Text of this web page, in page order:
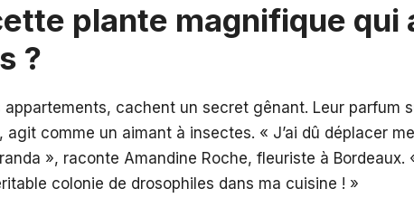
plante magnifique qui
?
appartements, cachent un secret gênant. Leur parfum
agit comme un aimant à insectes. « J’ai dû déplacer
», raconte Amandine Roche, fleuriste à Bordeaux.
colonie de drosophiles dans ma cuisine ! »